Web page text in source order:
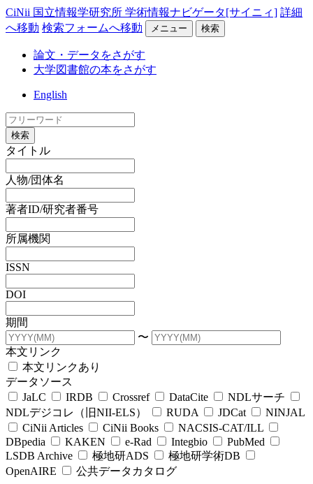
CiNii 国立情報学研究所 学術情報ナビゲータ[サイニィ] 詳細
へ移動 検索フォームへ移動 メニュー 検索
論文・データをさがす
大学図書館の本をさがす
English
検索
タイトル
人物/団体名
著者ID/研究者番号
所属機関
ISSN
DOI
期間
〜
本文リンク
本文リンクあり
データソース
JaLC
IRDB Crossref DataCite
NDLサーチ
NDLデジコレ（旧NII-ELS）
RUDA JDCat
NINJAL
CiNii Articles
CiNii Books
NACSIS-CAT/ILL
DBpedia
KAKEN e-Rad Integbio
PubMed
LSDB Archive
極地研ADS
極地研学術DB
OpenAIRE
公共データカタログ